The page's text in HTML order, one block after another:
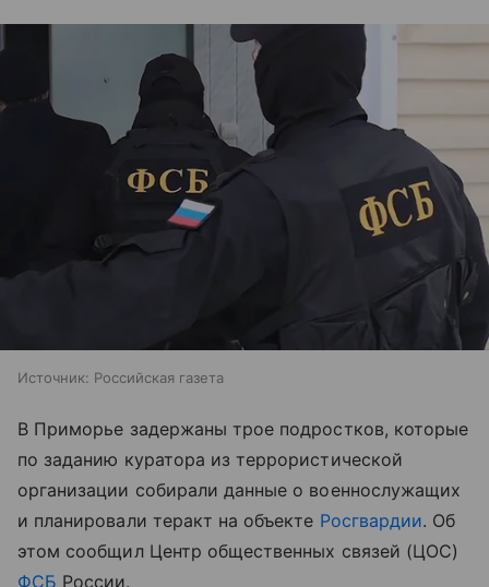
Источник: Российская газета
В Приморье задержаны трое подростков, которые
по заданию куратора из террористической
организации собирали данные о военнослужащих
и планировали теракт на объекте Росгвардии. Об
этом сообщил Центр общественных связей (ЦОС)
ФСБ России.